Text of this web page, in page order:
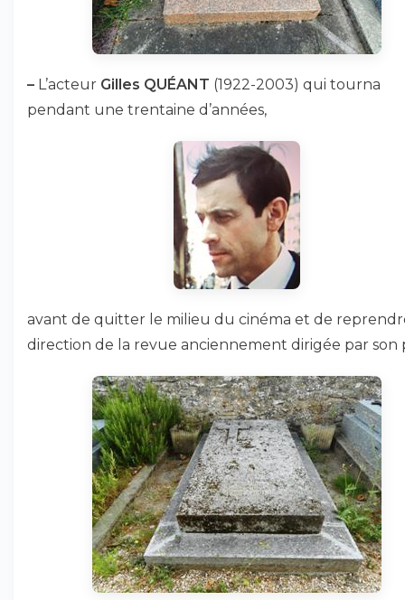
– L’acteur Gilles QUÉANT (1922-2003) qui tourna
pendant une trentaine d’années,
avant de quitter le milieu du cinéma et de
direction de la revue anciennement dirigée par son